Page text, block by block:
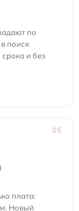
по
поиск
и без
05
плата:
Новый